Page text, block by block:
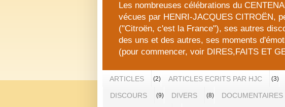
Les nombreuses célébrations du
vécues par HENRI-JACQUES CITROËN,
("Citroën, c'est la France"), ses autres
des uns et des autres, ses moments
(pour commencer, voir DIRES,FAITS ET
ARTICLES (2) ARTICLES ECRITS PAR HJC (3)
DISCOURS (9) DIVERS (8) DOCUMENTAIRES